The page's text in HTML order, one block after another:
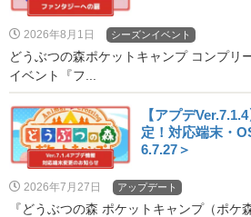
2026年8月1日 シーズンイベント
どうぶつの森ポケットキャンプ コンプリ
イベント『フ...
【アプデ
定！対応端末・
6.7.27＞
2026年7月27日 アップデート
『どうぶつの森 ポケットキャンプ（ポケ